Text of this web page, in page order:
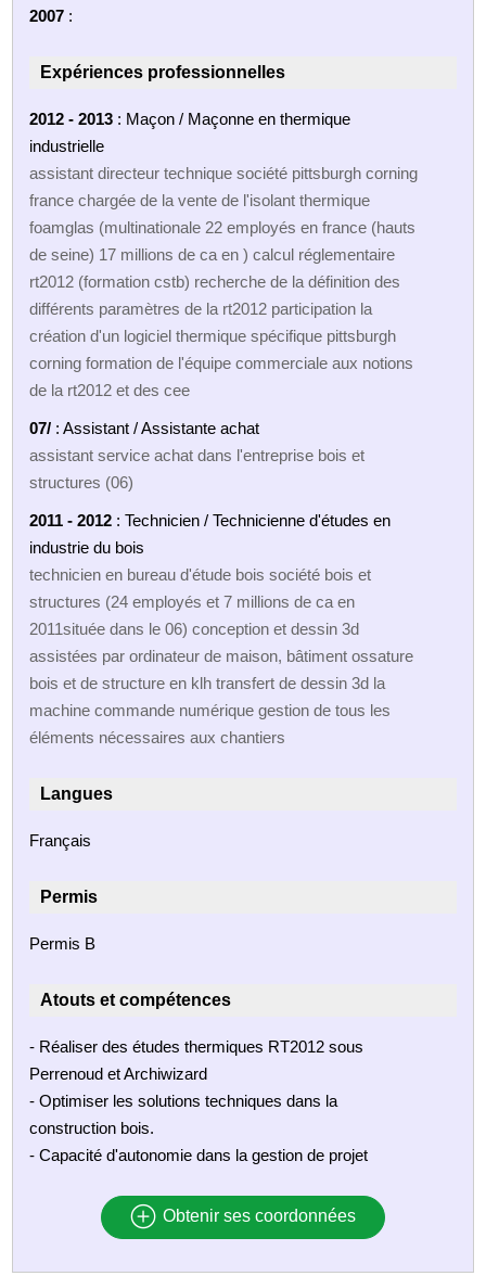
2007 :
Expériences professionnelles
2012 - 2013 : Maçon / Maçonne en thermique
industrielle
assistant directeur technique société pittsburgh corning
france chargée de la vente de l'isolant thermique
foamglas (multinationale 22 employés en france (hauts
de seine) 17 millions de ca en ) calcul réglementaire
rt2012 (formation cstb) recherche de la définition des
différents paramètres de la rt2012 participation la
création d'un logiciel thermique spécifique pittsburgh
corning formation de l'équipe commerciale aux notions
de la rt2012 et des cee
07/ : Assistant / Assistante achat
assistant service achat dans l'entreprise bois et
structures (06)
2011 - 2012 : Technicien / Technicienne d'études en
industrie du bois
technicien en bureau d'étude bois société bois et
structures (24 employés et 7 millions de ca en
2011située dans le 06) conception et dessin 3d
assistées par ordinateur de maison, bâtiment ossature
bois et de structure en klh transfert de dessin 3d la
machine commande numérique gestion de tous les
éléments nécessaires aux chantiers
Langues
Français
Permis
Permis B
Atouts et compétences
- Réaliser des études thermiques RT2012 sous
Perrenoud et Archiwizard
- Optimiser les solutions techniques dans la
construction bois.
- Capacité d'autonomie dans la gestion de projet
Obtenir ses coordonnées